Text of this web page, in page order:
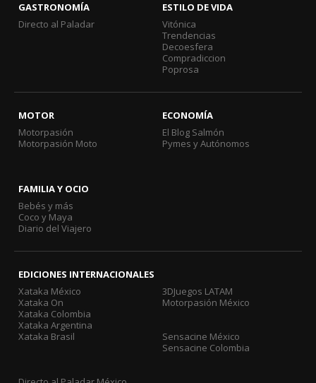
GASTRONOMÍA
Directo al Paladar
ESTILO DE VIDA
Vitónica
Trendencias
Decoesfera
Compradiccion
Poprosa
MOTOR
Motorpasión
Motorpasión Moto
ECONOMÍA
El Blog Salmón
Pymes y Autónomos
FAMILIA Y OCIO
Bebés y más
Coco y Maya
Diario del Viajero
EDICIONES INTERNACIONALES
Xataka México
Xataka On
Xataka Colombia
Xataka Argentina
Xataka Brasil
3DJuegos LATAM
Motorpasión México
Sensacine México
Sensacine Colombia